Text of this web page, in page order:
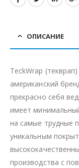
ОПИСАНИЕ
TeckWrap
американский
прекрасно себя
имеет
на самые трудные
уникальным
производства с